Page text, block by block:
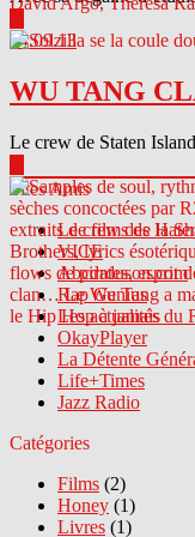
04.09.13
WU TANG
Le crew de Staten
Sites Amis
Le crew des
VICE
Abcdrduson.com
Rap Genius
Les actualités du
OkayPlayer
La Détente
Life+Times
Jazz Radio
Catégories
Films (2)
Honey (1)
Livres (1)